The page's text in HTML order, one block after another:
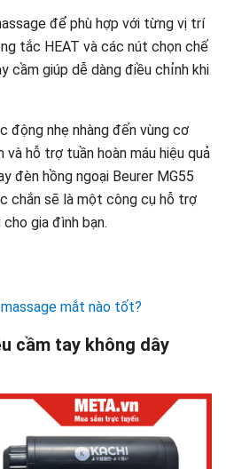
để phù hợp với từng vị trí
tắc HEAT và các nút chọn chế
giúp dễ dàng điều chỉnh khi
động nhẹ nhàng đến vùng cơ
hỗ trợ tuần hoàn máu hiệu quả
đèn hồng ngoại Beurer MG55
chắn sẽ là một công cụ hỗ trợ
gia đình bạn.
mắt nào tốt?
cầm tay không dây